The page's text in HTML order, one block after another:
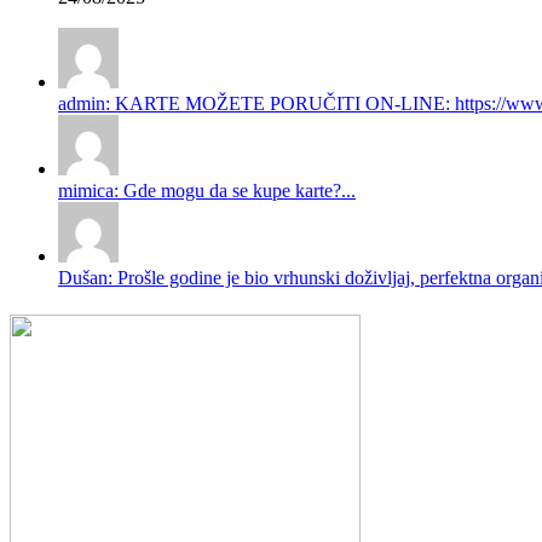
admin: KARTE MOŽETE PORUČITI ON-LINE: https://
mimica: Gde mogu da se kupe karte?...
Dušan: Prošle godine je bio vrhunski doživljaj, perfektna